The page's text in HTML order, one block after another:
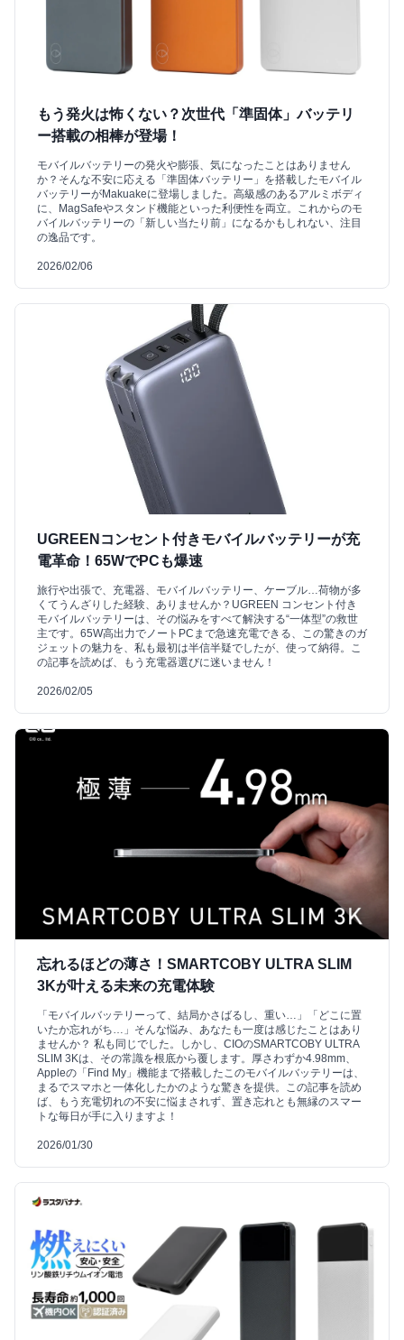
もう発火は怖くない？次世代「準固体」バッテリ
ー搭載の相棒が登場！
モバイルバッテリーの発火や膨張、気になったことはありません
か？そんな不安に応える「準固体バッテリー」を搭載したモバイル
バッテリーがMakuakeに登場しました。高級感のあるアルミボディ
に、MagSafeやスタンド機能といった利便性を両立。これからのモ
バイルバッテリーの「新しい当たり前」になるかもしれない、注目
の逸品です。
2026/02/06
UGREENコンセント付きモバイルバッテリーが充
電革命！65WでPCも爆速
旅行や出張で、充電器、モバイルバッテリー、ケーブル…荷物が多
くてうんざりした経験、ありませんか？UGREEN コンセント付き
モバイルバッテリーは、その悩みをすべて解決する“一体型”の救世
主です。65W高出力でノートPCまで急速充電できる、この驚きのガ
ジェットの魅力を、私も最初は半信半疑でしたが、使って納得。こ
の記事を読めば、もう充電器選びに迷いません！
2026/02/05
忘れるほどの薄さ！SMARTCOBY ULTRA SLIM
3Kが叶える未来の充電体験
「モバイルバッテリーって、結局かさばるし、重い…」「どこに置
いたか忘れがち…」そんな悩み、あなたも一度は感じたことはあり
ませんか？ 私も同じでした。しかし、CIOのSMARTCOBY ULTRA
SLIM 3Kは、その常識を根底から覆します。厚さわずか4.98mm、
Appleの「Find My」機能まで搭載したこのモバイルバッテリーは、
まるでスマホと一体化したかのような驚きを提供。この記事を読め
ば、もう充電切れの不安に悩まされず、置き忘れとも無縁のスマー
トな毎日が手に入りますよ！
2026/01/30